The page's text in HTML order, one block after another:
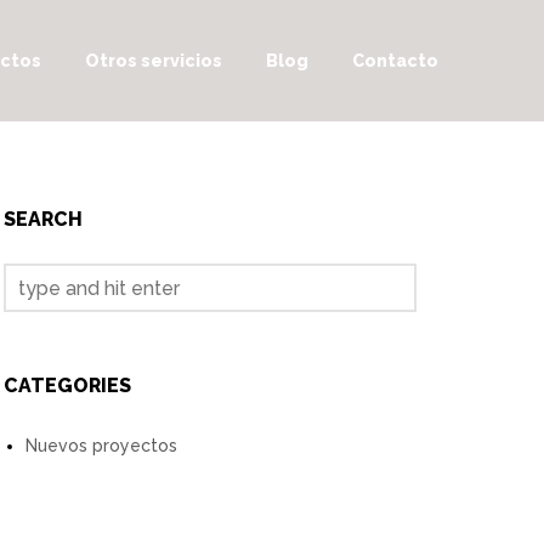
Otros servicios Blog Contacto
SEARCH
CATEGORIES
Nuevos proyectos